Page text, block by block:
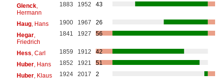
Glenck,
Hermann
1883 1952 43
Haug, Hans 1900 1967
26
Hegar,
Friedrich
1841 1927 56
Hess , Carl 1859 1912
42
Huber, Hans 1852 1921
51
Huber, Klaus 1924 2017
2